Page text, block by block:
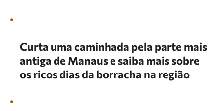
Curta uma caminhada pela parte mais
antiga de Manaus e saiba mais sobre
os ricos dias da borracha na região